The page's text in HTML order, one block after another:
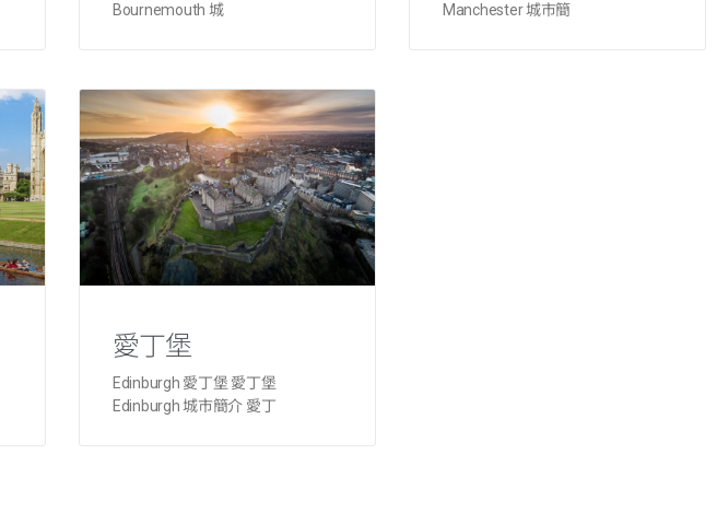
Bournemouth 城
Manchester 城市簡
愛丁堡
Edinburgh 愛丁堡 愛丁堡
Edinburgh 城市簡介 愛丁